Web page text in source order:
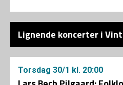
Lignende koncerter i
Torsdag 30/1 kl. 20:00